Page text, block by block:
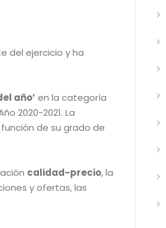
del ejercicio y ha
año’ en la categoría
2020-2021. La
de su grado de
calidad-precio, la
y ofertas, las